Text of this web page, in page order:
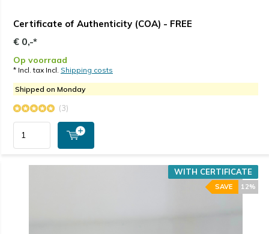
Certificate of Authenticity (COA) - FREE
€ 0,-*
Op voorraad
* Incl. tax Incl. Shipping costs
Shipped on Monday
(3)
WITH CERTIFICATE
12%
SAVE